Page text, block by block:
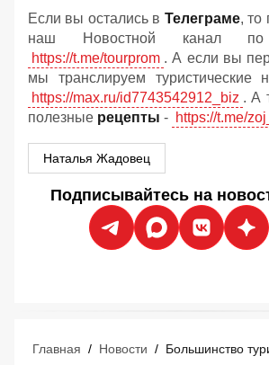
Если вы остались в Телеграме, то
наш Новостной канал
https://t.me/tourprom . А если вы
мы транслируем туристические
https://max.ru/id7743542912_biz . А
полезные рецепты - https://t.me/
Наталья Жадовец
Подписывайтесь на
Главная / Новости /